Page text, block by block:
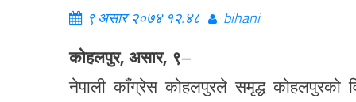
९ असार २०७४ १२:४८ bihani
कोहलपुर, असार, ९–
नेपाली काँग्रेस कोहलपुरले समृद्ध कोहलपुरको